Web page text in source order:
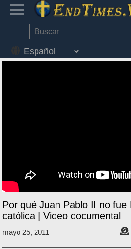
Por qué Juan Pablo II no fue
católica | Video documental
mayo 25, 2011